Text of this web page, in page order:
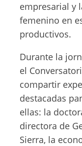
empresarial y
femenino en
productivos.
Durante la
el
compartir
destacadas
ellas: la
directora de
Sierra, la